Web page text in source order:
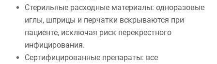
Стерильные расходные материалы: одноразовые
иглы, шприцы и перчатки вскрываются при
пациенте, исключая риск перекрестного
инфицирования.
Сертифицированные препараты: все